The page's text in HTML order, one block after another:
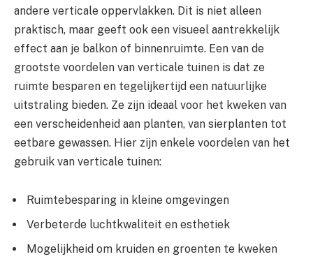
andere verticale oppervlakken. Dit is niet alleen
praktisch, maar geeft ook een visueel aantrekkelijk
effect aan je balkon of binnenruimte. Een van de
grootste voordelen van verticale tuinen is dat ze
ruimte besparen en tegelijkertijd een natuurlijke
uitstraling bieden. Ze zijn ideaal voor het kweken van
een verscheidenheid aan planten, van sierplanten tot
eetbare gewassen. Hier zijn enkele voordelen van het
gebruik van verticale tuinen:
Ruimtebesparing in kleine omgevingen
Verbeterde luchtkwaliteit en esthetiek
Mogelijkheid om kruiden en groenten te kweken